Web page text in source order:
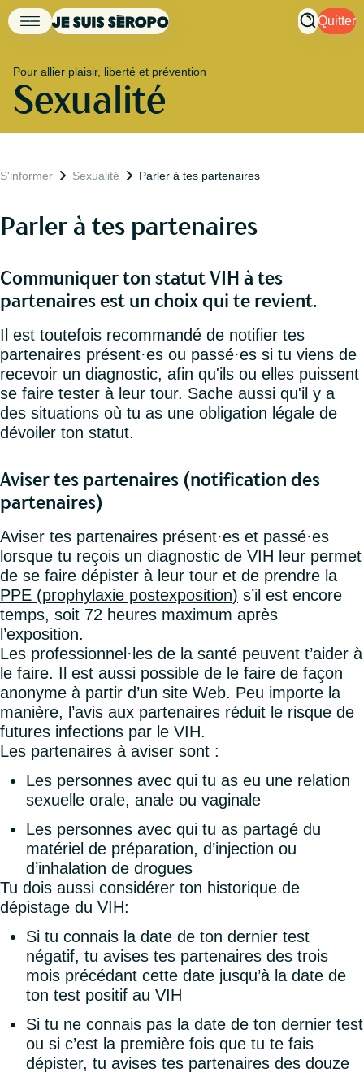
Quitter
Pour allier plaisir, liberté et prévention
Sexualité
S'informer Sexualité Parler à tes partenaires
Parler à tes partenaires
Communiquer ton statut VIH à tes
partenaires est un choix qui te revient.
Il est toutefois recommandé de notifier tes
partenaires présent·es ou passé·es si tu viens de
recevoir un diagnostic, afin qu'ils ou elles puissent
se faire tester à leur tour. Sache aussi qu'il y a
des situations où tu as une obligation légale de
dévoiler ton statut.
Aviser tes partenaires (notification des
partenaires)
Aviser tes partenaires présent·es et passé·es
lorsque tu reçois un diagnostic de VIH leur permet
de se faire dépister à leur tour et de prendre la
PPE (prophylaxie postexposition) s’il est encore
temps, soit 72 heures maximum après
l’exposition.
Les professionnel·les de la santé peuvent t’aider à
le faire. Il est aussi possible de le faire de façon
anonyme à partir d’un site Web. Peu importe la
manière, l’avis aux partenaires réduit le risque de
futures infections par le VIH.
Les partenaires à aviser sont :
Les personnes avec qui tu as eu une relation
sexuelle orale, anale ou vaginale
Les personnes avec qui tu as partagé du
matériel de préparation, d’injection ou
d’inhalation de drogues
Tu dois aussi considérer ton historique de
dépistage du VIH:
Si tu connais la date de ton dernier test
négatif, tu avises tes partenaires des trois
mois précédant cette date jusqu’à la date de
ton test positif au VIH
Si tu ne connais pas la date de ton dernier test
ou si c’est la première fois que tu te fais
dépister, tu avises tes partenaires des douze